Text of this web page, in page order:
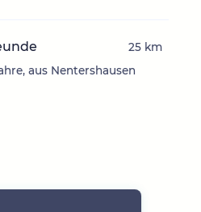
aus Nentershausen
25 km